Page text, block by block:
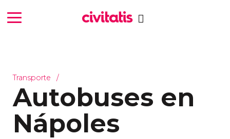
Transporte
Autobuses en
Nápoles